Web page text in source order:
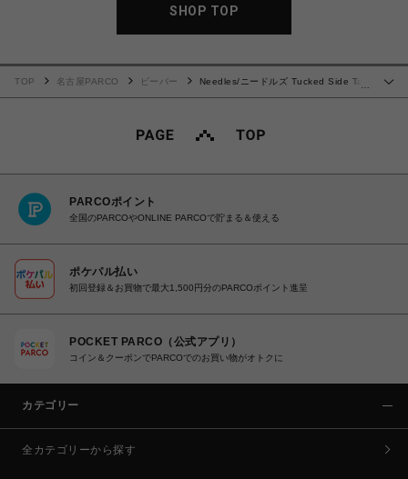
SHOP TOP
…
TOP 名古屋PARCO ビーバー
Needles/ニードルズ Tucked Side Tab
PARCOポイント
全国のPARCOやONLINE PARCOで貯まる＆使える
ポケパル払い
初回登録＆お買物で最大1,500円分のPARCOポイント進呈
POCKET PARCO（公式アプリ）
コイン＆クーポンでPARCOでのお買い物がオトクに
カテゴリー
全カテゴリーから探す